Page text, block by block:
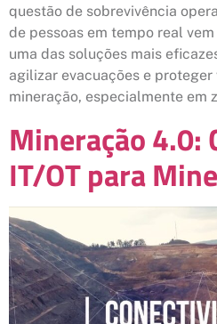
questão de sobrevivência
de pessoas em tempo real
uma das soluções mais
agilizar evacuações e
mineração, especialmente em
Mineração 4.0:
IT/OT para